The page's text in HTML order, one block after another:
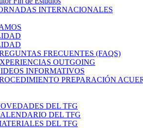
INTERNACIONALES
FRECUENTES (FAQS)
OUTGOING
INFORMATIVOS
PREPARACIÓN
DEL TFG
DEL TFG
DEL TFG